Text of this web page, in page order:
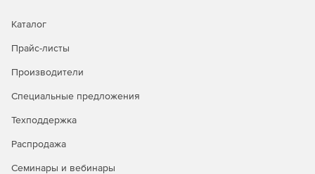
Каталог
Прайс-листы
Производители
Специальные предложения
Техподдержка
Распродажа
Семинары и вебинары